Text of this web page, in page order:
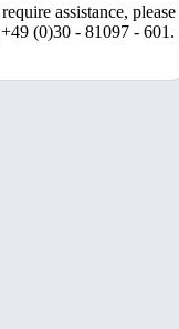
assistance, please
(0)30 - 81097 - 601.